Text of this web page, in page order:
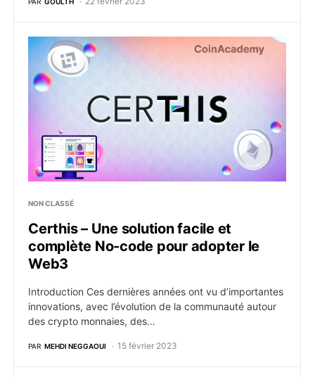
Certhis – Une solution facile et complète No-code
NON CLASSÉ
Certhis – Une solution facile et
complète No-code pour adopter le
Web3
Introduction Ces dernières années ont vu d’importantes
innovations, avec l’évolution de la communauté autour
des crypto monnaies, des…
PAR MEHDI NEGGAOUI 15 février 2023